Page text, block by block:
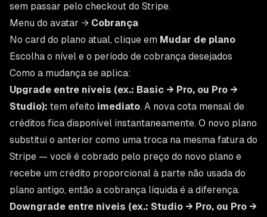
sem passar pelo checkout do Stripe.
Menu do avatar → Cobrança
No card do plano atual, clique em Mudar de plano
Escolha o nível e o período de cobrança desejados
Como a mudança se aplica:
Upgrade entre níveis (ex.: Basic → Pro, ou Pro →
Studio): tem efeito imediato. A nova cota mensal de
créditos fica disponível instantaneamente. O novo plano
substitui o anterior como uma troca na mesma fatura do
Stripe — você é cobrado pelo preço do novo plano e
recebe um crédito proporcional à parte não usada do
plano antigo, então a cobrança líquida é a diferença.
Downgrade entre níveis (ex.: Studio → Pro, ou Pro →